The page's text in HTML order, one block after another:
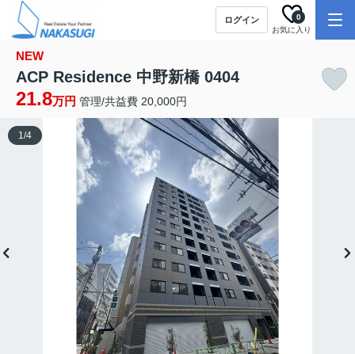
ログイン
お気に入り
0
NEW
ACP Residence 中野新橋 0404
21.8万円 管理/共益費 20,000円
1/4